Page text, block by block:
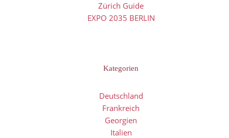
Zürich Guide
EXPO 2035 BERLIN
Kategorien
Deutschland
Frankreich
Georgien
Italien